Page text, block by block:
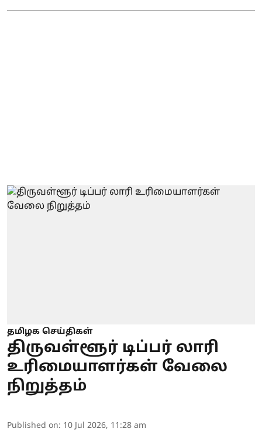
தமிழக செய்திகள்
திருவள்ளூர் டிப்பர் லாரி
உரிமையாளர்கள் வேலை
நிறுத்தம்
Published on: 10 Jul 2026, 11:28 am